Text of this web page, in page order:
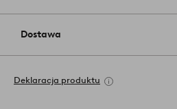
Dostawa
Deklaracja produktu